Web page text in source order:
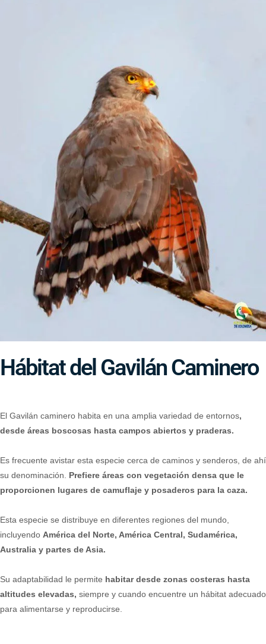
Hábitat del Gavilán Caminero
El Gavilán caminero habita en una amplia variedad de entornos,
desde áreas boscosas hasta campos abiertos y praderas.
Es frecuente avistar esta especie cerca de caminos y senderos, de ahí
su denominación. Prefiere áreas con vegetación densa que le
proporcionen lugares de camuflaje y posaderos para la caza.
Esta especie se distribuye en diferentes regiones del mundo,
incluyendo América del Norte, América Central, Sudamérica,
Australia y partes de Asia.
Su adaptabilidad le permite habitar desde zonas costeras hasta
altitudes elevadas, siempre y cuando encuentre un hábitat adecuado
para alimentarse y reproducirse.